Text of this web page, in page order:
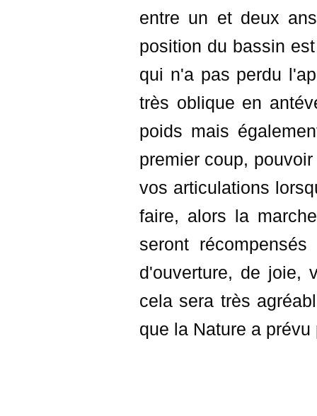
entre un et deux
position du bassin
qui n'a pas perdu
très oblique en
poids mais
premier coup,
vos articulations
faire, alors la
seront
d'ouverture, de joie,
cela sera très
que la Nature a prévu